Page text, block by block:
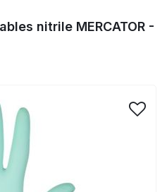
nitrile MERCATOR -